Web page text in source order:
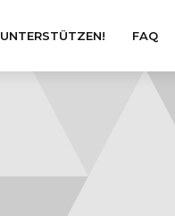
UNTERSTÜTZEN! FAQ